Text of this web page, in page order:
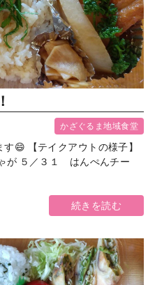
かざぐるま地域食堂
😄 【テイクアウトの様子】
が ５／３１ はんぺんチー
続きを読む